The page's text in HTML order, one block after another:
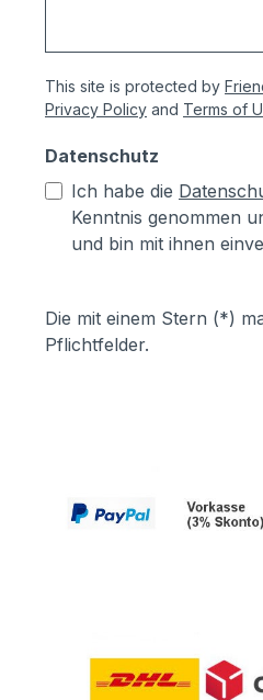
This site is protected by
Privacy Policy and Terms of
Datenschutz
Ich habe die
Kenntnis genommen
und bin mit ihnen
Die mit einem Stern (*)
Pflichtfelder.